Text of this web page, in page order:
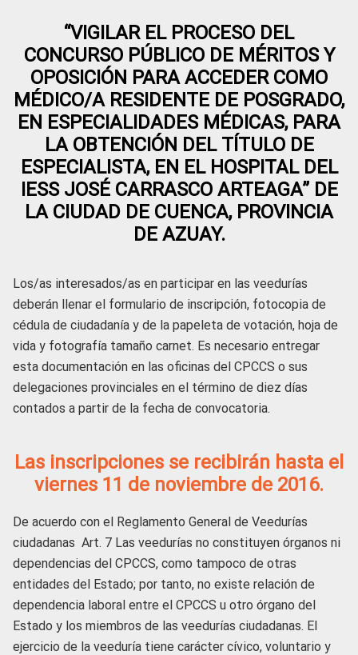
“VIGILAR EL PROCESO DEL
CONCURSO PÚBLICO DE MÉRITOS Y
OPOSICIÓN PARA ACCEDER COMO
MÉDICO/A RESIDENTE DE POSGRADO,
EN ESPECIALIDADES MÉDICAS, PARA
LA OBTENCIÓN DEL TÍTULO DE
ESPECIALISTA, EN EL HOSPITAL DEL
IESS JOSÉ CARRASCO ARTEAGA” DE
LA CIUDAD DE CUENCA, PROVINCIA
DE AZUAY.
Los/as interesados/as en participar en las veedurías
deberán llenar el formulario de inscripción, fotocopia de
cédula de ciudadanía y de la papeleta de votación, hoja de
vida y fotografía tamaño carnet. Es necesario entregar
esta documentación en las oficinas del CPCCS o sus
delegaciones provinciales en el término de diez días
contados a partir de la fecha de convocatoria.
Las inscripciones se recibirán hasta el
viernes 11 de noviembre de 2016.
De acuerdo con el Reglamento General de Veedurías
ciudadanas Art. 7 Las veedurías no constituyen órganos ni
dependencias del CPCCS, como tampoco de otras
entidades del Estado; por tanto, no existe relación de
dependencia laboral entre el CPCCS u otro órgano del
Estado y los miembros de las veedurías ciudadanas. El
ejercicio de la veeduría tiene carácter cívico, voluntario y